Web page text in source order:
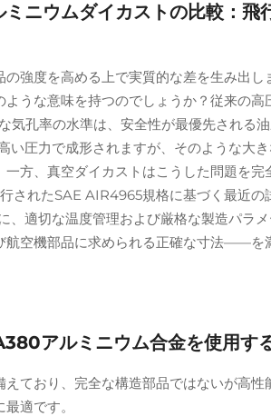
ニウムダイカストの比較：
強度を高める上で実質的な差を生み出
うな意味を持つのでしょうか？従来の
気孔率の水準は、安全性が最優先され
圧力で成形されますが、そのような大
方、真空ダイカストはこうした問題を
されたSAE AIR4965規格に基づく最近
、適切な温度管理および厳格な製造パ
空機部品に求められる正確な寸法——を
アルミニウム合金を使用す
ており、完全な構造部品ではないが高
適です。